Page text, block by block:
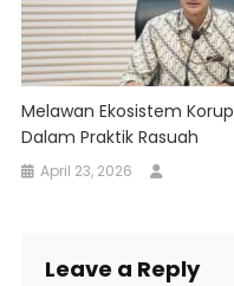
Melawan Ekosistem
Dalam Praktik Rasuah
April 23, 2026
Leave a Reply